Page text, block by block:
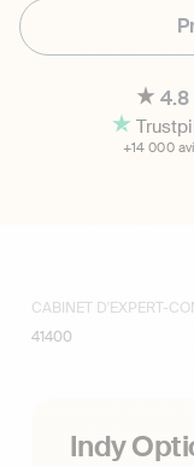
4.8
+14 000
CABINET D'EXPERT-
41400
Indy